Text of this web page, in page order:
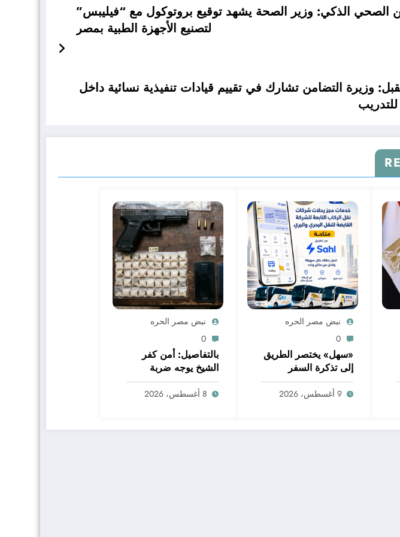
الصحي الذكي: وزير الصحة يشهد توقيع بروتوكول مع “فيليبس”
لتصنيع الأجهزة الطبية بمصر
وزيرة التضامن تشارك في تقييم قيادات تنفيذية نسائية داخل
للتدريب
نبض مصر الحره
0
«سهل» يختصر الطريق
إلى تذكرة السفر
9 أغسطس، 2026
نبض مصر الحره
0
بالتفاصيل: أمن كفر
الشيخ يوجه ضربة
جديدة لتجار المخدرات
بالبرلس
8 أغسطس، 2026